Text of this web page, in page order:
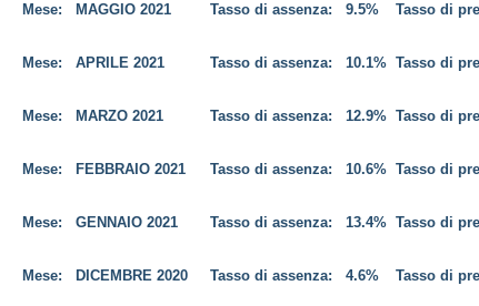
Mese: MAGGIO 2021 Tasso di assenza: 9.5% Tasso di
Mese: APRILE 2021 Tasso di assenza: 10.1% Tasso di
Mese: MARZO 2021 Tasso di assenza: 12.9% Tasso di
Mese: FEBBRAIO 2021 Tasso di assenza: 10.6% Tasso di
Mese: GENNAIO 2021 Tasso di assenza: 13.4% Tasso di
Mese: DICEMBRE 2020 Tasso di assenza: 4.6% Tasso di